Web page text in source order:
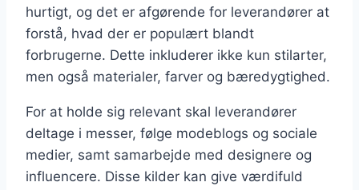
hurtigt, og det er afgørende for leverandører at
forstå, hvad der er populært blandt
forbrugerne. Dette inkluderer ikke kun stilarter,
men også materialer, farver og bæredygtighed.
For at holde sig relevant skal leverandører
deltage i messer, følge modeblogs og sociale
medier, samt samarbejde med designere og
influencere. Disse kilder kan give værdifuld